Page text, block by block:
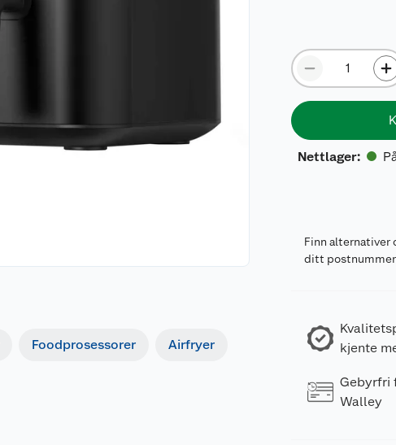
Foodprosessorer Airfryer
Nettlager:
Finn alternativer
ditt postnummer
kjente
Gebyrfri
Walley